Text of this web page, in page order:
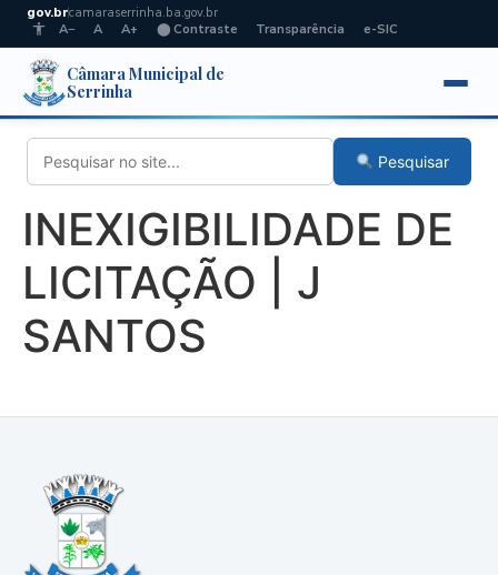
gov.brcamaraserrinha.ba.gov.br
A−
A A+ ⬤ Contraste Transparência e-SIC
Câmara Municipal de
Serrinha
Pesquisar
INEXIGIBILIDADE DE
LICITAÇÃO | J
SANTOS